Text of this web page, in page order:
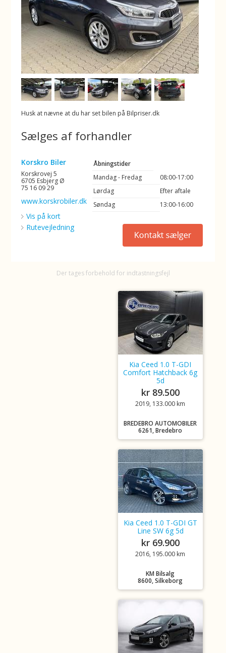
Husk at nævne at du har set bilen på Bilpriser.dk
Sælges af forhandler
Korskro Biler
Korskrovej 5
6705 Esbjerg Ø
75 16 09 29
www.korskrobiler.dk
Vis på kort
Rutevejledning
Åbningstider
Mandag - Fredag
08:00-17:00
Lørdag
Efter aftale
Søndag
13:00-16:00
Der tages forbehold for indtastningsfejl
Kia Ceed 1.0 T-GDI
Comfort Hatchback 6g
5d
kr 89.500
2019, 133.000 km
BREDEBRO AUTOMOBILER
6261, Bredebro
Kia Ceed 1.0 T-GDI GT
Line SW 6g 5d
kr 69.900
2016, 195.000 km
KM Bilsalg
8600, Silkeborg